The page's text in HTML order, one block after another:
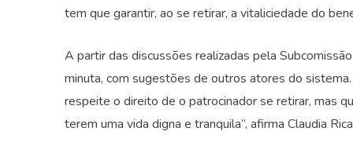
tem que garantir, ao se retirar, a vitaliciedade do
A partir das discussões realizadas pela
minuta, com sugestões de outros atores do
respeite o direito de o patrocinador se retirar, mas
terem uma vida digna e tranquila”, afirma Claudia